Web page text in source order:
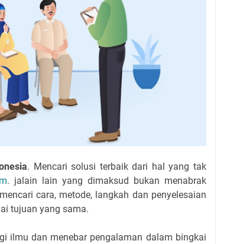
. Mencari solusi terbaik dari hal yang tak
. jalain lain yang dimaksud bukan menabrak
cara, metode, langkah dan penyelesaian
tujuan yang sama.
ilmu dan menebar pengalaman dalam bingkai